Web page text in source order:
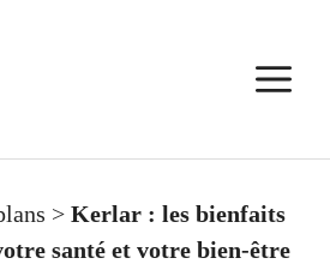
> Kerlar : les bienfaits
santé et votre bien-être